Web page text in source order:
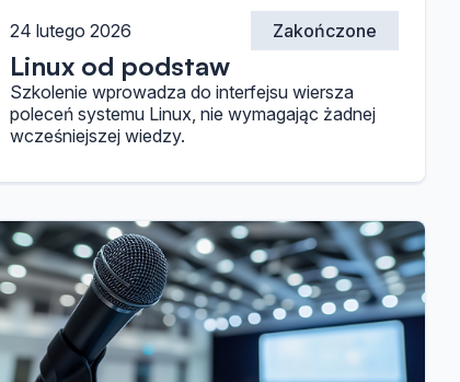
Zakończone
24 lutego 2026
Linux od podstaw
Szkolenie wprowadza do interfejsu wiersza
poleceń systemu Linux, nie wymagając żadnej
wcześniejszej wiedzy.